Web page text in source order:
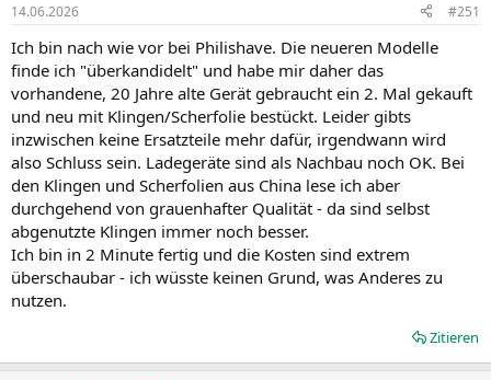
14.06.2026 #251
Ich bin nach wie vor bei Philishave. Die neueren Modelle
finde ich "überkandidelt" und habe mir daher das
vorhandene, 20 Jahre alte Gerät gebraucht ein 2. Mal gekauft
und neu mit Klingen/Scherfolie bestückt. Leider gibts
inzwischen keine Ersatzteile mehr dafür, irgendwann wird
also Schluss sein. Ladegeräte sind als Nachbau noch OK. Bei
den Klingen und Scherfolien aus China lese ich aber
durchgehend von grauenhafter Qualität - da sind selbst
abgenutzte Klingen immer noch besser.
Ich bin in 2 Minute fertig und die Kosten sind extrem
überschaubar - ich wüsste keinen Grund, was Anderes zu
nutzen.
Zitieren